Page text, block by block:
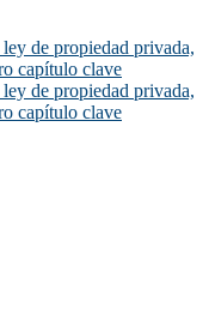
de propiedad privada,
capítulo clave
de propiedad privada,
capítulo clave